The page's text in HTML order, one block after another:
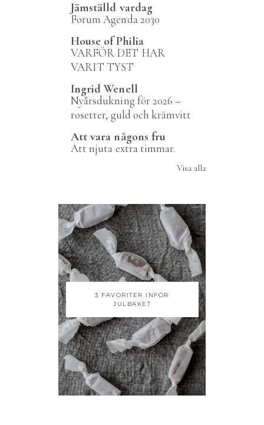
Jämställd vardag
Forum Agenda 2030
House of Philia
VARFÖR DET HAR
VARIT TYST
Ingrid Wenell
Nyårsdukning för 2026 –
rosetter, guld och krämvitt
Att vara någons fru
Att njuta extra timmar.
Visa alla
3 FAVORITER INFÖR
JULBAKET